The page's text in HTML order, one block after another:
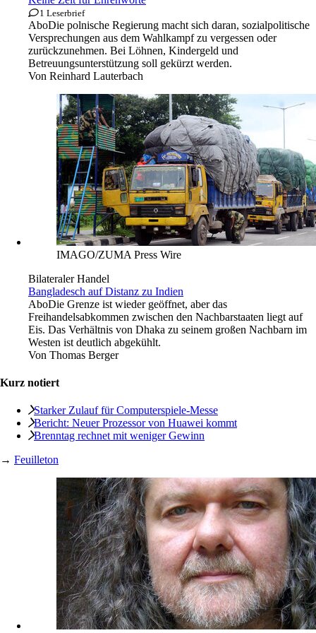
1 Leserbrief
AboDie polnische Regierung macht sich daran, sozialpolitische
Versprechungen aus dem Wahlkampf zu vergessen oder
zurückzunehmen. Bei Löhnen, Kindergeld und
Betreuungsunterstützung soll gekürzt werden.
Von Reinhard Lauterbach
IMAGO/ZUMA Press Wire
Bilateraler Handel
Bangladesch auf Distanz zu Indien
AboDie Grenze ist wieder geöffnet, aber das
Freihandelsabkommen zwischen den Nachbarstaaten liegt auf
Eis. Das Verhältnis von Dhaka zu seinem großen Nachbarn im
Westen ist deutlich abgekühlt.
Von Thomas Berger
Kurz notiert
Starker Zulauf für Computerspiele-Messe
Bericht: Neuer Prozessor von Huawei kommt
Brenntag rechnet mit weniger Gewinn
→ Feuilleton